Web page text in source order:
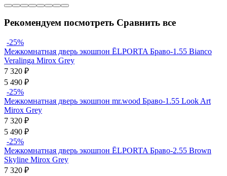
Рекомендуем посмотреть Сравнить все
-25%
Межкомнатная дверь экошпон ĒLPORTA Браво-1.55 Bianco
Veralinga Mirox Grey
7 320 ₽
5 490 ₽
-25%
Межкомнатная дверь экошпон mr.wood Браво-1.55 Look Art
Mirox Grey
7 320 ₽
5 490 ₽
-25%
Межкомнатная дверь экошпон ĒLPORTA Браво-2.55 Brown
Skyline Mirox Grey
7 320 ₽